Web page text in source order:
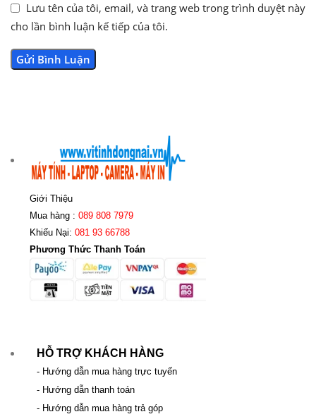
Lưu tên của tôi, email, và trang web trong trình duyệt này
cho lần bình luận kế tiếp của tôi.
Giới Thiệu
Mua hàng : 089 808 7979
Khiếu Nại: 081 93 66788
Phương Thức Thanh Toán
HỖ TRỢ KHÁCH HÀNG
- Hướng dẫn mua hàng trực tuyến
- Hướng dẫn thanh toán
- Hướng dẫn mua hàng trả góp